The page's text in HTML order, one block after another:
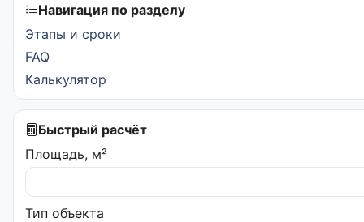
Навигация по разделу
Этапы и сроки
FAQ
Калькулятор
Быстрый расчёт
Площадь, м²
Тип объекта